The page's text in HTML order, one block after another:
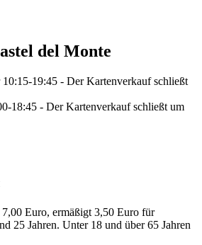
del Monte
19:45 - Der Kartenverkauf schließt
18:45 - Der Kartenverkauf schließt um
Euro, ermäßigt 3,50 Euro für
25 Jahren. Unter 18 und über 65 Jahren